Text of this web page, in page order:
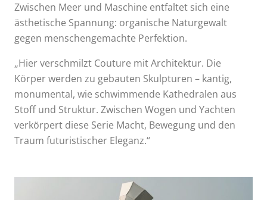
Zwischen Meer und Maschine entfaltet sich eine
ästhetische Spannung: organische Naturgewalt
gegen menschengemachte Perfektion.
„Hier verschmilzt Couture mit Architektur. Die
Körper werden zu gebauten Skulpturen – kantig,
monumental, wie schwimmende Kathedralen aus
Stoff und Struktur. Zwischen Wogen und Yachten
verkörpert diese Serie Macht, Bewegung und den
Traum futuristischer Eleganz.“